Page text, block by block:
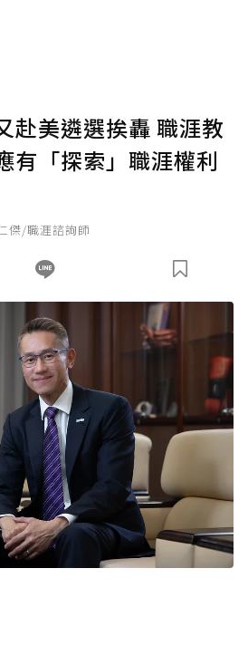
確認送出
數：0點；前往 購買點數
赴美遴選挨轟 職涯教
有「探索」職涯權利
傑/職涯諮詢師